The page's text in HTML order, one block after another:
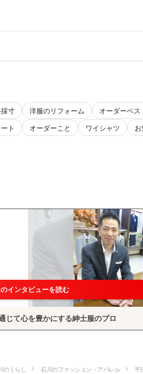
寸 洋服のリフォーム
オーダーベス
ト オーダーこと ワイシャツ
インタビューを読む
じて心を豊かにする紳士服のプロ
のくらし 石川のファッション・アパレル
平